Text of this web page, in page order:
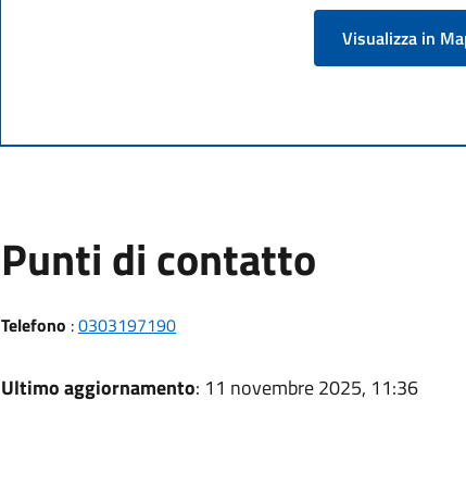
Visualizza in
Punti di contatto
Telefono :0303197190
Ultimo aggiornamento: 11 novembre 2025, 11:36